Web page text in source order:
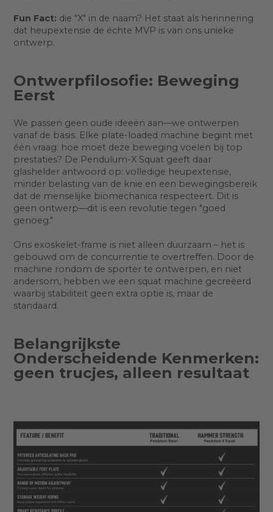
Fun Fact: die "X" in de naam? Het staat als herinnering
dat heupextensie de échte MVP is van ons unieke
ontwerp.
Ontwerpfilosofie: Beweging
Eerst
We passen geen oude ideeën aan—we ontwerpen
vanaf de basis. Elke plate-loaded machine begint met
één vraag: hoe moet deze beweging voelen bij top
prestaties? De Pendulum-X Squat geeft daar
glashelder antwoord op: volledige heupextensie,
minder belasting van de knie en een bewegingsbereik
dat de menselijke biomechanica respecteert. Dit is
geen ontwerp—dit is een revolutie tegen "goed
genoeg."
Ons exoskelet-frame is niet alleen duurzaam – het is
gebouwd om de concurrentie te overtreffen. Door de
machine rondom de sporter te ontwerpen, en niet
andersom, hebben we een squat machine gecreëerd
waarbij stabiliteit geen extra optie is, maar de
standaard.
Belangrijkste
Onderscheidende Kenmerken:
geen trucjes, alleen resultaat